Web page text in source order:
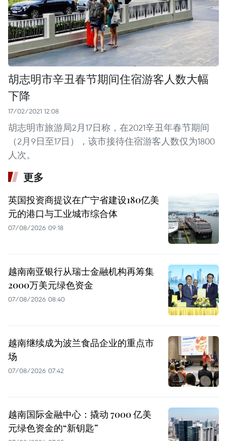
胡志明市辛丑春节期间住宿游客人数大幅
下降
17/02/2021 12:08
胡志明市旅游局2月17日称，在2021辛丑年春节期间
（2月9日至17日），该市接待住宿游客人数仅为1800
人次。
更多
英国投资商提议在广宁省建设180亿美
元的港口与工业城市综合体
07/08/2026 09:18
越南南亚银行从瑞士金融机构再筹集
2000万美元绿色资金
07/08/2026 08:40
越南继续成为波兰食品企业的重点市
场
07/08/2026 07:42
越南国际金融中心：撬动 7000 亿美
元绿色资金的“新钥匙”